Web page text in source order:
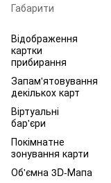
Габарити
Відображення
картки
прибирання
Запам'ятовування
декількох карт
Віртуальні
бар'єри
Покімнатне
зонування карти
Об'ємна 3D-Мапа